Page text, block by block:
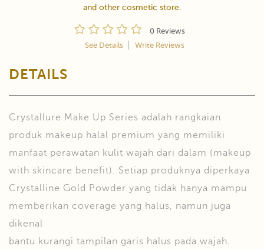
and other cosmetic store.
0 Reviews
See Details
Write Reviews
DETAILS
Crystallure Make Up Series adalah rangkaian
produk makeup halal premium yang memiliki
manfaat perawatan kulit wajah dari dalam (makeup
with skincare benefit). Setiap produknya diperkaya
Crystalline Gold Powder yang tidak hanya mampu
memberikan coverage yang halus, namun juga
dikenal
bantu kurangi tampilan garis halus pada wajah.